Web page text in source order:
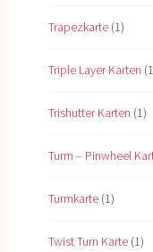
Trapezkarte (1)
Triple Layer Karten
Trishutter Karten (1)
Turm – Pinwheel
Turmkarte (1)
Twist Turn Karte (1)